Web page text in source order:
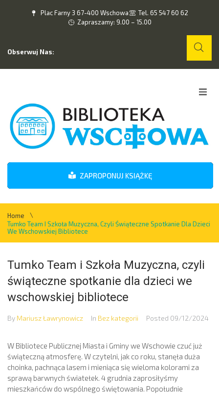
Plac Farny 3 67-400 Wschowa
Tel. 65 547 60 62
Zapraszamy: 9.00 – 15.00
Obserwuj Nas:
O nas
Wydarzenia
Kontakt
ZAPROPONUJ KSIĄŻKĘ
Home
\
Tumko Team I Szkoła Muzyczna, Czyli Świąteczne Spotkanie Dla Dzieci
We Wschowskiej Bibliotece
Tumko Team i Szkoła Muzyczna, czyli
świąteczne spotkanie dla dzieci we
wschowskiej bibliotece
By Mariusz Ławrynowicz In Bez kategorii Posted 09/12/2024
W Bibliotece Publicznej Miasta i Gminy we Wschowie czuć już
świąteczną atmosferę. W czytelni, jak co roku, stanęła duża
choinka, pachnąca lasem i mieniąca się wieloma kolorami za
sprawą barwnych światełek. 4 grudnia zaprosiłyśmy
mieszkańców do wspólnego świętowania. Popołudnie